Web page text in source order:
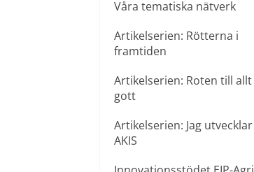
Våra tematiska nätverk
Artikelserien: Rötterna i
framtiden
Artikelserien: Roten till allt
gott
Artikelserien: Jag utvecklar
AKIS